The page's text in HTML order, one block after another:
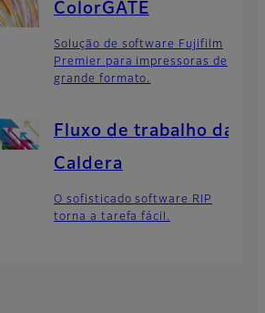
ColorGATE
Solução de software Fujifilm
Premier para impressoras de
grande formato.
Fluxo de trabalho da
Caldera
O sofisticado software RIP
torna a tarefa fácil.